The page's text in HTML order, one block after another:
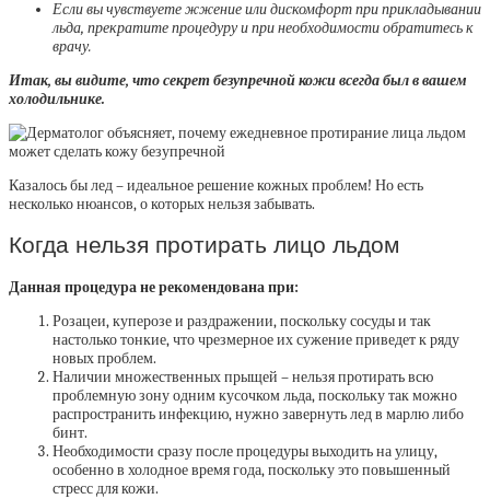
Если вы чувствуете жжение или дискомфорт при прикладывании
льда, прекратите процедуру и при необходимости обратитесь к
врачу.
Итак, вы видите, что секрет безупречной кожи всегда был в вашем
холодильнике.
Казалось бы лед – идеальное решение кожных проблем! Но есть
несколько нюансов, о которых нельзя забывать.
Когда нельзя протирать лицо льдом
Данная процедура не рекомендована при:
Розацеи, куперозе и раздражении, поскольку сосуды и так
настолько тонкие, что чрезмерное их сужение приведет к ряду
новых проблем.
Наличии множественных прыщей – нельзя протирать всю
проблемную зону одним кусочком льда, поскольку так можно
распространить инфекцию, нужно завернуть лед в марлю либо
бинт.
Необходимости сразу после процедуры выходить на улицу,
особенно в холодное время года, поскольку это повышенный
стресс для кожи.